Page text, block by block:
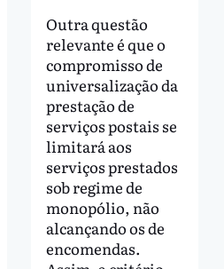
Outra questão
relevante é que o
compromisso de
universalização da
prestação de
serviços postais se
limitará aos
serviços prestados
sob regime de
monopólio, não
alcançando os de
encomendas.